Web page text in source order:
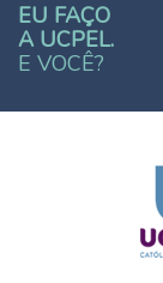
EU FAÇO
A UCPEL.
E VOCÊ?